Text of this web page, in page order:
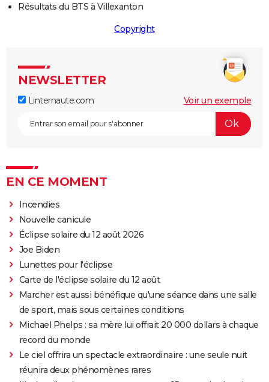
Résultats du BTS à Villexanton
Copyright
NEWSLETTER
Linternaute.com Voir un exemple
EN CE MOMENT
Incendies
Nouvelle canicule
Éclipse solaire du 12 août 2026
Joe Biden
Lunettes pour l'éclipse
Carte de l'éclipse solaire du 12 août
Marcher est aussi bénéfique qu'une séance dans une salle
de sport, mais sous certaines conditions
Michael Phelps : sa mère lui offrait 20 000 dollars à chaque
record du monde
Le ciel offrira un spectacle extraordinaire : une seule nuit
réunira deux phénomènes rares